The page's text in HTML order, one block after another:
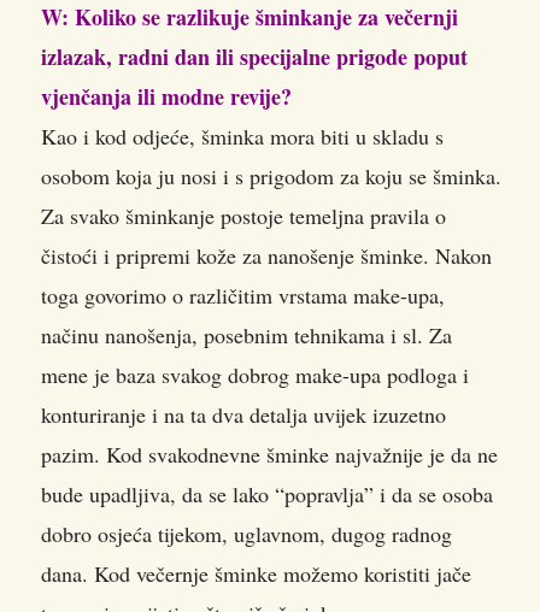
W: Koliko se razlikuje šminkanje za večernji
izlazak, radni dan ili specijalne prigode poput
vjenčanja ili modne revije?
Kao i kod odjeće, šminka mora biti u skladu s
osobom koja ju nosi i s prigodom za koju se šminka.
Za svako šminkanje postoje temeljna pravila o
čistoći i pripremi kože za nanošenje šminke. Nakon
toga govorimo o različitim vrstama make-upa,
načinu nanošenja, posebnim tehnikama i sl. Za
mene je baza svakog dobrog make-upa podloga i
konturiranje i na ta dva detalja uvijek izuzetno
pazim. Kod svakodnevne šminke najvažnije je da ne
bude upadljiva, da se lako “popravlja” i da se osoba
dobro osjeća tijekom, uglavnom, dugog radnog
dana. Kod večernje šminke možemo koristiti jače